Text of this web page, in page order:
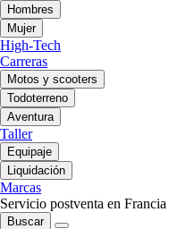
Hombres
Mujer
High-Tech
Carreras
Motos y scooters
Todoterreno
Aventura
Taller
Equipaje
Liquidación
Marcas
Servicio postventa en Francia
Buscar